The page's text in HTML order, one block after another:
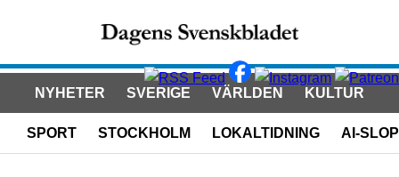
NYHETER SVERIGE VÄRLDEN KULTUR
SPORT STOCKHOLM LOKALTIDNING AI-SLOP